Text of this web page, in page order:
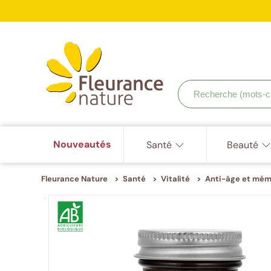
Recherche
(mots-
clés,
Nouveautés Santé Beauté
Fleurance Nature Santé Vitalité Anti-âge et
ISO